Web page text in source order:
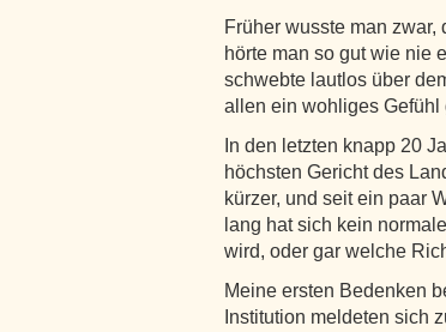
Früher wusste man
hörte man so gut wie nie
schwebte lautlos über
allen ein wohliges Gefühl
In den letzten knapp 20
höchsten Gericht des
kürzer, und seit ein paar
lang hat sich kein
wird, oder gar welche
Meine ersten Bedenken
Institution meldeten sich